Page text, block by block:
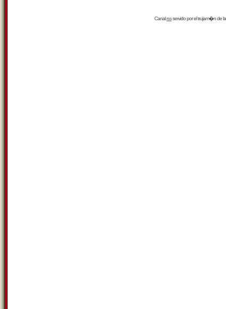
Canalrssservido por eltrujam�nde